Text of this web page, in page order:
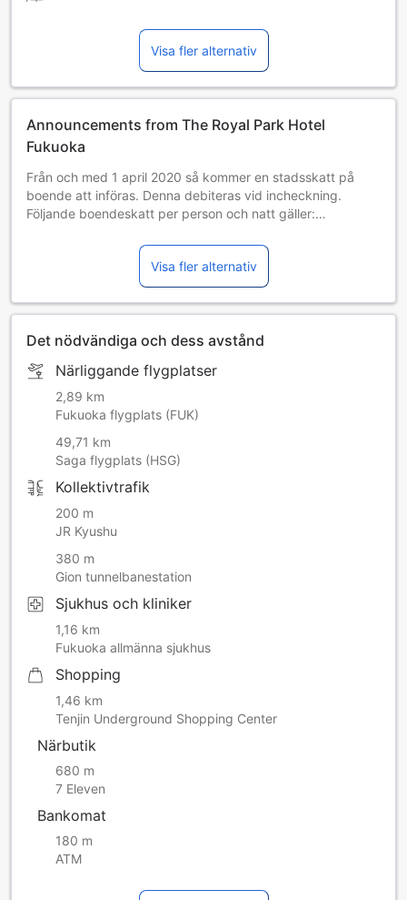
Visa fler alternativ
Announcements from The Royal Park Hotel
Fukuoka
Från och med 1 april 2020 så kommer en stadsskatt på
boende att införas. Denna debiteras vid incheckning.
Följande boendeskatt per person och natt gäller:
I Fukuoka City kommer en skatt på 200 JPY att debiteras
för rumspriser på upp till 19 999 JPY per natt, och en skatt
på 500 JPY kommer att debiteras för rumspriser på 20
000 JPY och mer per natt.
I prefekturen Fukuoka, exklusive Fukuoka City, kommer en
Visa fler alternativ
Det nödvändiga och dess avstånd
Närliggande flygplatser
2,89 km
Fukuoka flygplats (FUK)
49,71 km
Saga flygplats (HSG)
Kollektivtrafik
200 m
JR Kyushu
380 m
Gion tunnelbanestation
Sjukhus och kliniker
1,16 km
Fukuoka allmänna sjukhus
Shopping
1,46 km
Tenjin Underground Shopping Center
Närbutik
680 m
7 Eleven
Bankomat
180 m
ATM